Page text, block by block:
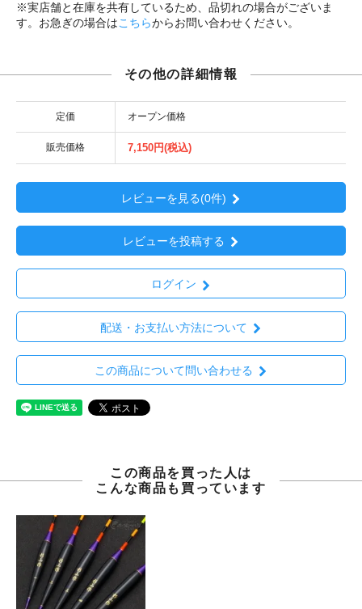
※実店舗と在庫を共有しているため、品切れの場合がございま
す。お急ぎの場合はこちらからお問い合わせください。
その他の詳細情報
定価 オープン価格
販売価格 7,150円(税込)
レビューを見る(0件)
レビューを投稿する
ログイン
配送・お支払い方法について
この商品について問い合わせる
この商品を買った人は
こんな商品も買っています